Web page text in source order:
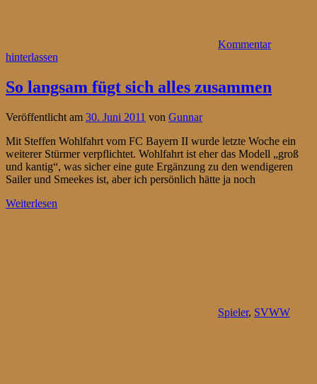
Kommentar
hinterlassen
So langsam fügt sich alles zusammen
Veröffentlicht am 30. Juni 2011 von Gunnar
Mit Steffen Wohlfahrt vom FC Bayern II wurde letzte Woche ein
weiterer Stürmer verpflichtet. Wohlfahrt ist eher das Modell „groß
und kantig“, was sicher eine gute Ergänzung zu den wendigeren
Sailer und Smeekes ist, aber ich persönlich hätte ja noch
Weiterlesen
Spieler, SVWW